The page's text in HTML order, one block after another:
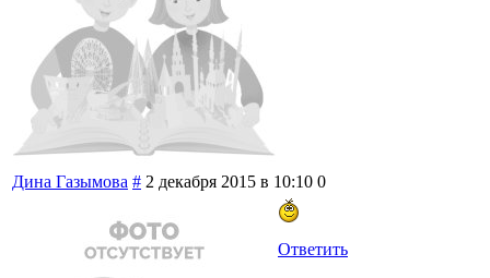
Дина Газымова # 2 декабря 2015 в 10:10 0
Ответить